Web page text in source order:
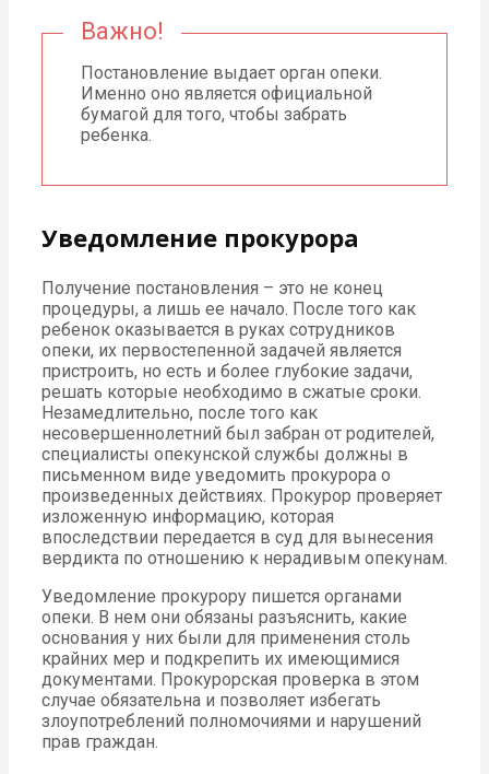
Важно!
Постановление выдает орган опеки.
Именно оно является официальной
бумагой для того, чтобы забрать
ребенка.
Уведомление прокурора
Получение постановления – это не конец
процедуры, а лишь ее начало. После того как
ребенок оказывается в руках сотрудников
опеки, их первостепенной задачей является
пристроить, но есть и более глубокие задачи,
решать которые необходимо в сжатые сроки.
Незамедлительно, после того как
несовершеннолетний был забран от родителей,
специалисты опекунской службы должны в
письменном виде уведомить прокурора о
произведенных действиях. Прокурор проверяет
изложенную информацию, которая
впоследствии передается в суд для вынесения
вердикта по отношению к нерадивым опекунам.
Уведомление прокурору пишется органами
опеки. В нем они обязаны разъяснить, какие
основания у них были для применения столь
крайних мер и подкрепить их имеющимися
документами. Прокурорская проверка в этом
случае обязательна и позволяет избегать
злоупотреблений полномочиями и нарушений
прав граждан.